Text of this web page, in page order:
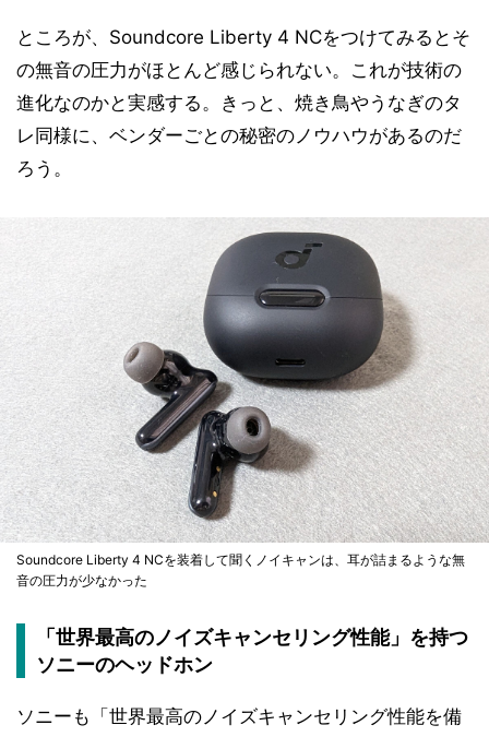
ところが、Soundcore Liberty 4 NCをつけてみるとそ
の無音の圧力がほとんど感じられない。これが技術の
進化なのかと実感する。きっと、焼き鳥やうなぎのタ
レ同様に、ベンダーごとの秘密のノウハウがあるのだ
ろう。
Soundcore Liberty 4 NCを装着して聞くノイキャンは、耳が詰まるような無
音の圧力が少なかった
「世界最高のノイズキャンセリング性能」を持つ
ソニーのヘッドホン
ソニーも「世界最高のノイズキャンセリング性能を備